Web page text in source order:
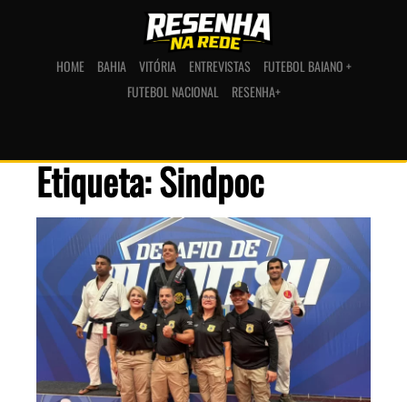
HOME BAHIA VITÓRIA ENTREVISTAS
FUTEBOL BAIANO +
FUTEBOL NACIONAL
RESENHA+
Etiqueta: Sindpoc